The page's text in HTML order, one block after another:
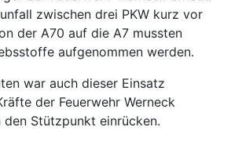
zwischen drei PKW kurz vor
der A70 auf die A7 mussten
aufgenommen werden.
war auch dieser Einsatz
der Feuerwehr Werneck
Stützpunkt einrücken.